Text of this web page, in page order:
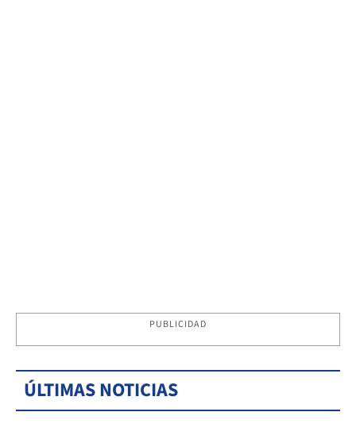
PUBLICIDAD
ÚLTIMAS NOTICIAS